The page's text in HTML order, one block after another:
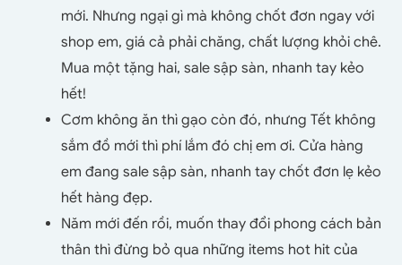
mới. Nhưng ngại gì mà không chốt đơn ngay với
shop em, giá cả phải chăng, chất lượng khỏi chê.
Mua một tặng hai, sale sập sàn, nhanh tay kẻo
hết!
Cơm không ăn thì gạo còn đó, nhưng Tết không
sắm đồ mới thì phí lắm đó chị em ơi. Cửa hàng
em đang sale sập sàn, nhanh tay chốt đơn lẹ kẻo
hết hàng đẹp.
Năm mới đến rồi, muốn thay đổi phong cách bản
thân thì đừng bỏ qua những items hot hit của